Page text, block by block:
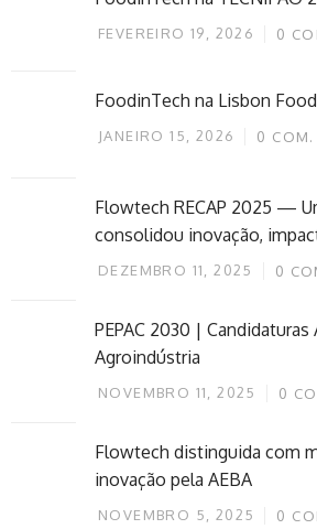
FEVEREIRO 19, 2026 0
FoodinTech na Lisbon
JANEIRO 15, 2026 0 COM.
Flowtech RECAP 2025 —
consolidou inovação,
DEZEMBRO 11, 2025 0
PEPAC 2030 |
Agroindústria
NOVEMBRO 11, 2025 0
Flowtech distinguida com
inovação pela AEBA
NOVEMBRO 5, 2025 0